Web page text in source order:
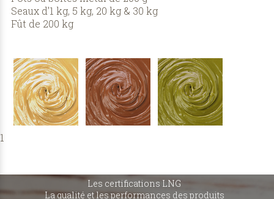
Seaux d’1 kg, 5 kg, 20 kg & 30 kg
Fût de 200 kg
1
Les certifications LNG
La qualité et les performances des produits